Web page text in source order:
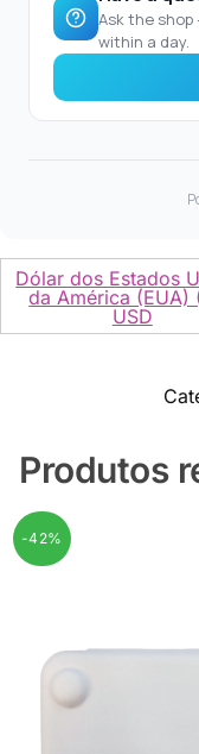
Dólar dos Estados
da América (EUA)
USD
Produtos
-42%